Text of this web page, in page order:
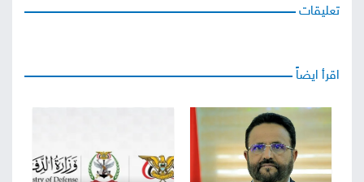
تعليقات
اقرأ ايضاً